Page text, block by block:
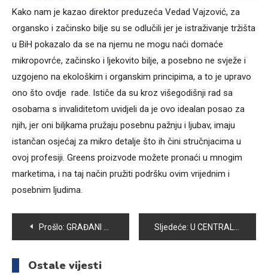
Kako nam je kazao direktor preduzeća Vedad Vajzović, za
organsko i začinsko bilje su se odlučili jer je istraživanje tržišta
u BiH pokazalo da se na njemu ne mogu naći domaće
mikropovrće, začinsko i ljekovito bilje, a posebno ne svježe i
uzgojeno na ekološkim i organskim principima, a to je upravo
ono što ovdje rade. Ističe da su kroz višegodišnji rad sa
osobama s invaliditetom uvidjeli da je ovo idealan posao za
njih, jer oni biljkama pružaju posebnu pažnju i ljubav, imaju
istančan osjećaj za mikro detalje što ih čini stručnjacima u
ovoj profesiji. Greens proizvode možete pronaći u mnogim
marketima, i na taj način pružiti podršku ovim vrijednim i
posebnim ljudima.
Navigacija
članaka
Prošlo: GRAĐANI VOGOŠĆE OVIH DANA UŽIVAJU U MIHOLJSKOM LJETU Sljedeće: U CENTRALNOJ VOGOŠĆANSKOJ DŽAMIJI PROUČEN MEVLUD ZA ŽENE
Ostale vijesti